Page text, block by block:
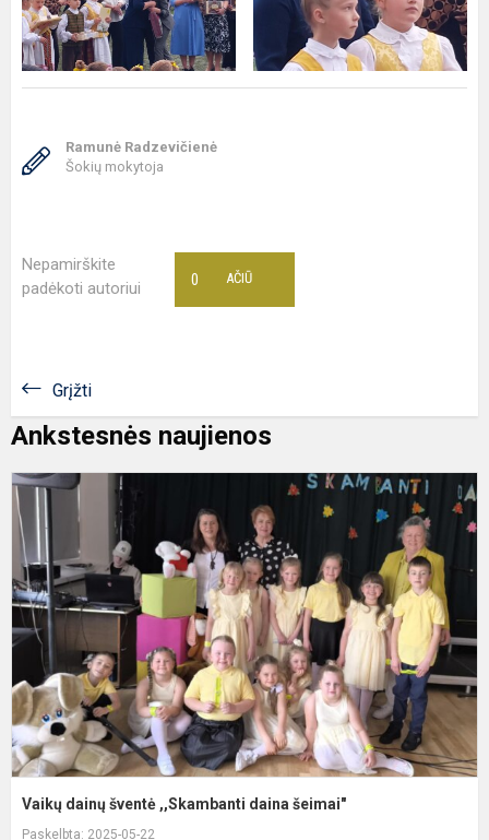
Ramunė Radzevičienė
Šokių mokytoja
Nepamirškite
padėkoti autoriui
AČIŪ
0
Grįžti
Ankstesnės naujienos
Vaikų dainų šventė ,,Skambanti daina šeimai"
Paskelbta: 2025-05-22